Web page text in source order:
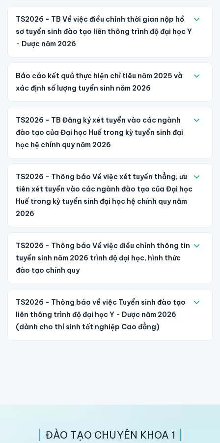
TS2026 - TB Về việc điều chỉnh thời gian nộp hồ
sơ tuyển sinh đào tạo liên thông trình độ đại học Y
- Dược năm 2026
Báo cáo kết quả thực hiện chỉ tiêu năm 2025 và
xác định số lượng tuyển sinh năm 2026
TS2026 - TB Đăng ký xét tuyển vào các ngành
đào tạo của Đại học Huế trong kỳ tuyển sinh đại
học hệ chính quy năm 2026
TS2026 - Thông báo Về việc xét tuyển thẳng, ưu
tiên xét tuyển vào các ngành đào tạo của Đại học
Huế trong kỳ tuyển sinh đại học hệ chính quy năm
2026
TS2026 - Thông báo Về việc điều chỉnh thông tin
tuyển sinh năm 2026 trình độ đại học, hình thức
đào tạo chính quy
TS2026 - Thông báo về việc Tuyển sinh đào tạo
liên thông trình độ đại học Y - Dược năm 2026
(dành cho thí sinh tốt nghiệp Cao đẳng)
ĐÀO TẠO CHUYÊN KHOA 1